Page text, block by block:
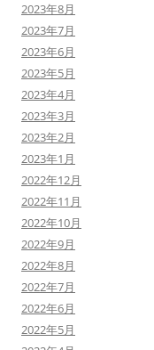
2023年8月
2023年7月
2023年6月
2023年5月
2023年4月
2023年3月
2023年2月
2023年1月
2022年12月
2022年11月
2022年10月
2022年9月
2022年8月
2022年7月
2022年6月
2022年5月